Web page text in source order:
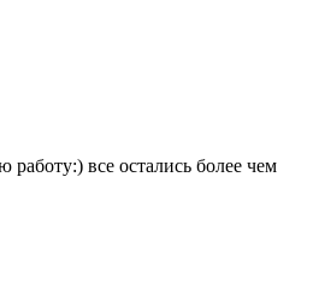
все остались более чем